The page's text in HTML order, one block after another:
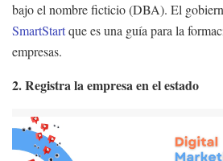
bajo el nombre ficticio (DBA). El
SmartStartque es una guía para la
empresas.
2. Registra la empresa en el estado